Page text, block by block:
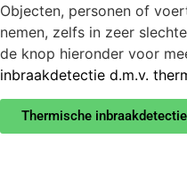
Objecten, personen of
nemen, zelfs in zeer
de knop hieronder voor
inbraakdetectie d.m.v.
Thermische inbraakdetectie